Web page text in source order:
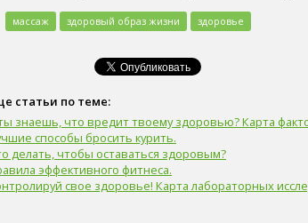
массаж здоровый образ жизни здоровье
статьи по теме:
знаешь, что вредит твоему здоровью? Карта
способы бросить курить.
делать, чтобы оставаться здоровым?
эффективного фитнеса.
свое здоровье! Карта лабораторных